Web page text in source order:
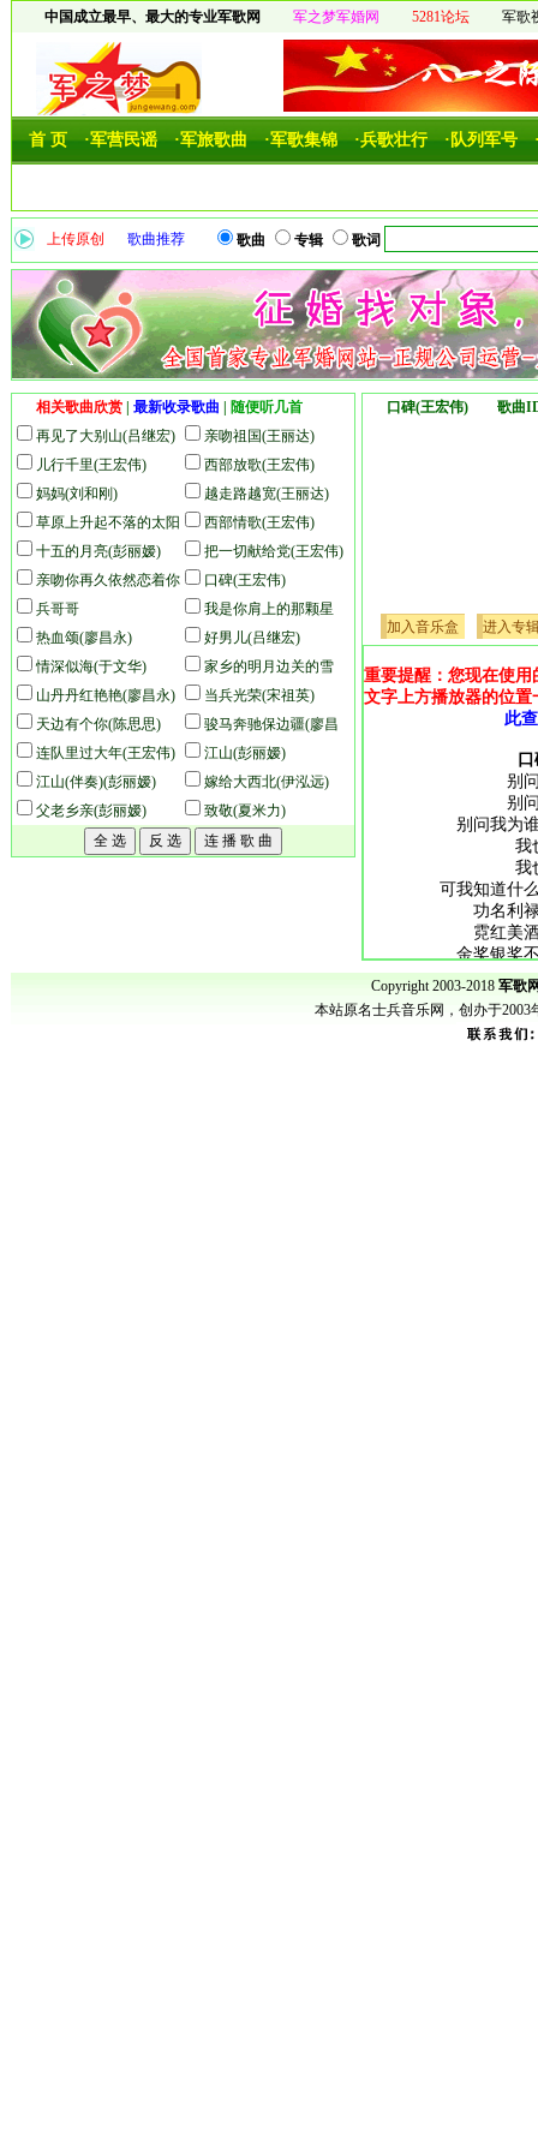
中国成立最早、最大的专业军歌网 军之梦军婚网 5281论坛 军歌
首 页 ·军营民谣 ·军旅歌曲 ·军歌集锦 ·兵歌壮行 ·队列军号
上传原创 歌曲推荐 歌曲 专辑 歌词
相关歌曲欣赏 最新收录歌曲
随便听几首
再见了大别山(吕继宏)
亲吻祖国(王丽达)
儿行千里(王宏伟)
西部放歌(王宏伟)
妈妈(刘和刚)
越走路越宽(王丽达)
草原上升起不落的太阳
(王宏伟)
西部情歌(王宏伟)
十五的月亮(彭丽嫒)
把一切献给党(王宏伟)
亲吻你再久依然恋着你
(于文华)
口碑(王宏伟)
兵哥哥
我是你肩上的那颗星
(于文华)
热血颂(廖昌永)
好男儿(吕继宏)
情深似海(于文华)
家乡的明月边关的雪
(王宏伟)
山丹丹红艳艳(廖昌永)
当兵光荣(宋祖英)
天边有个你(陈思思)
骏马奔驰保边疆(廖昌
永)
连队里过大年(王宏伟)
江山(彭丽嫒)
江山(伴奏)(彭丽嫒)
嫁给大西北(伊泓远)
父老乡亲(彭丽嫒)
致敬(夏米力)
口碑(王宏伟) 歌曲
加入音乐盒 进入专
重要提醒：您现在使
文字上方播放器的位
此
别
别
别问我为
我
我
可我知道什
功名利
霓红美
金奖银奖
金杯银杯
别
别
Copyright 2003-2018 军歌
本站原名士兵音乐网，创办于